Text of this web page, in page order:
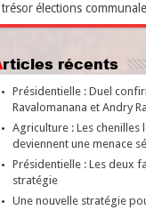
trésor élections
Articles récents
Présidentielle : Duel
Ravalomanana et Andry
Agriculture : Les chenilles
deviennent une menace
Présidentielle : Les deux
stratégie
Une nouvelle stratégie